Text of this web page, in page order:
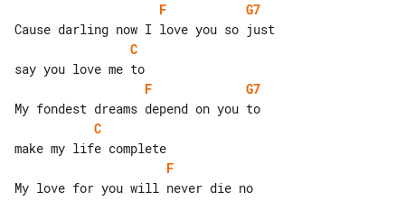
F
G7
C
F
G7
C
F